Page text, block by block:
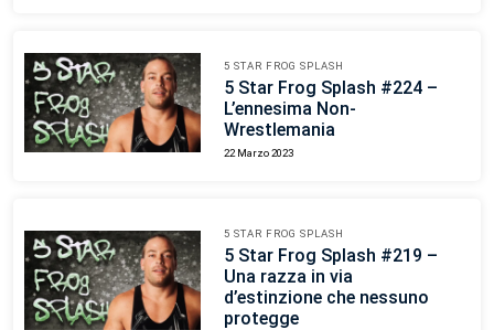
5 STAR FROG SPLASH
5 Star Frog Splash #224 –
L’ennesima Non-
Wrestlemania
22 Marzo 2023
5 STAR FROG SPLASH
5 Star Frog Splash #219 –
Una razza in via
d’estinzione che nessuno
protegge